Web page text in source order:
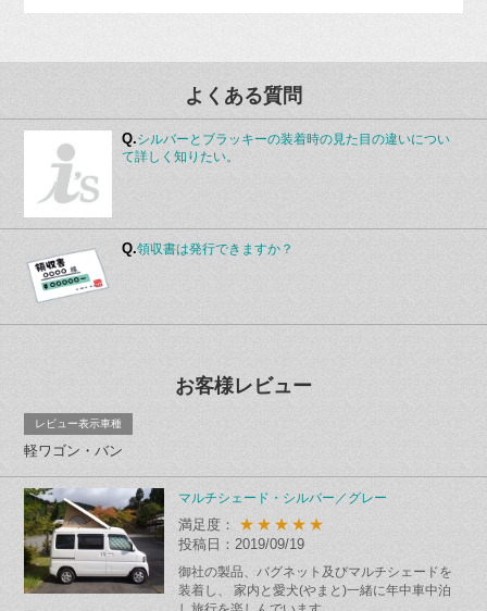
よくある質問
Q.シルバーとブラッキーの装着時の見た目の違いについ
て詳しく知りたい。
Q.領収書は発行できますか？
お客様レビュー
レビュー表示車種
軽ワゴン・バン
マルチシェード・シルバー／グレー
満足度： ★★★★★
投稿日：2019/09/19
御社の製品、バグネット及びマルチシェードを
装着し、 家内と愛犬(やまと)一緒に年中車中泊